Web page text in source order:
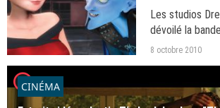
Les studios
dévoilé la
nouveau film
8 octobre 2010
player2
CINÉMA